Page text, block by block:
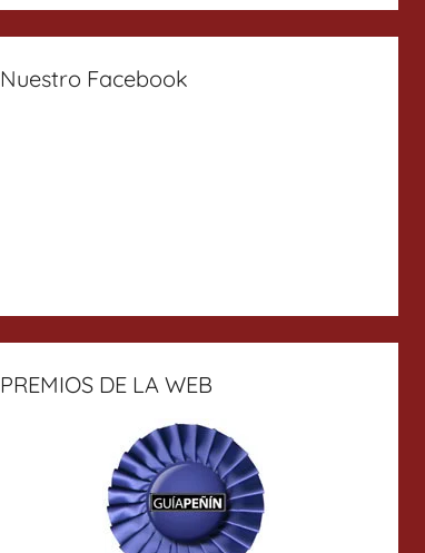
Nuestro Facebook
PREMIOS DE LA WEB